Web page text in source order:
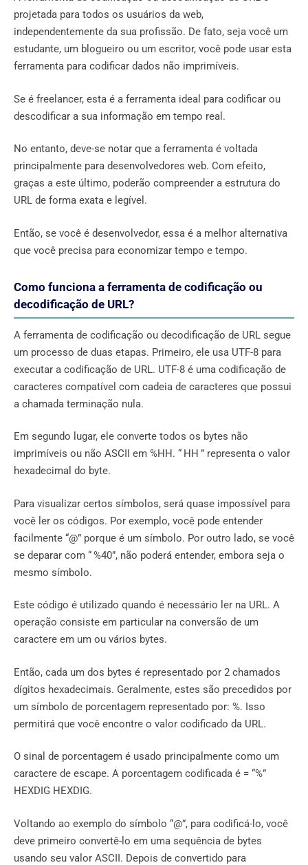
projetada para todos os usuários da web,
independentemente da sua profissão. De fato, seja você um
estudante, um blogueiro ou um escritor, você pode usar esta
ferramenta para codificar dados não imprimíveis.
Se é freelancer, esta é a ferramenta ideal para codificar ou
descodificar a sua informação em tempo real.
No entanto, deve-se notar que a ferramenta é voltada
principalmente para desenvolvedores web. Com efeito,
graças a este último, poderão compreender a estrutura do
URL de forma exata e legível.
Então, se você é desenvolvedor, essa é a melhor alternativa
que você precisa para economizar tempo e tempo.
Como funciona a ferramenta de codificação ou
decodificação de URL?
A ferramenta de codificação ou decodificação de URL segue
um processo de duas etapas. Primeiro, ele usa UTF-8 para
executar a codificação de URL. UTF-8 é uma codificação de
caracteres compatível com cadeia de caracteres que possui
a chamada terminação nula.
Em segundo lugar, ele converte todos os bytes não
imprimíveis ou não ASCII em %HH. “ HH ” representa o valor
hexadecimal do byte.
Para visualizar certos símbolos, será quase impossível para
você ler os códigos. Por exemplo, você pode entender
facilmente “@” porque é um símbolo. Por outro lado, se você
se deparar com “ %40”, não poderá entender, embora seja o
mesmo símbolo.
Este código é utilizado quando é necessário ler na URL. A
operação consiste em particular na conversão de um
caractere em um ou vários bytes.
Então, cada um dos bytes é representado por 2 chamados
dígitos hexadecimais. Geralmente, estes são precedidos por
um símbolo de porcentagem representado por: %. Isso
permitirá que você encontre o valor codificado da URL.
O sinal de porcentagem é usado principalmente como um
caractere de escape. A porcentagem codificada é = “%”
HEXDIG HEXDIG.
Voltando ao exemplo do símbolo “@”, para codificá-lo, você
deve primeiro convertê-lo em uma sequência de bytes
usando seu valor ASCII. Depois de convertido para